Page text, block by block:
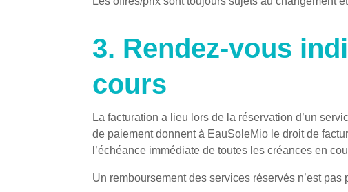
3. Rendez-vous
cours
La facturation a lieu lors de la réservation d’un
de paiement donnent à EauSoleMio le droit de
l’échéance immédiate de toutes les créances en
Un remboursement des services réservés n’est pas